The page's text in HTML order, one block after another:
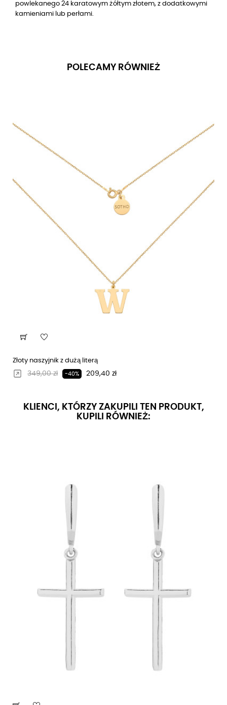
powlekanego 24 karatowym żółtym złotem, z dodatkowymi
kamieniami lub perłami.
POLECAMY RÓWNIEŻ
Złoty naszyjnik z dużą literą
Regularna cena
349,00 zł -40% Cena
209,40 zł
KLIENCI, KTÓRZY ZAKUPILI TEN PRODUKT,
KUPILI RÓWNIEŻ: